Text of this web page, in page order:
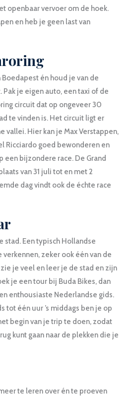
openbaar vervoer om de hoek.
en heb je geen last van
én houd je van de
Pak je eigen auto, een taxi of de
circuit dat op ongeveer 30
te vinden is. Het circuit ligt er
vallei. Hier kan je Max Verstappen,
Ricciardo goed bewonderen en
een bijzondere race. De Grand
van 31 juli tot en met 2
dag vindt ook de échte race
stad. Een typisch Hollandse
zeker ook één van de
je veel en leer je de stad en zijn
je een tour bij Buda Bikes, dan
enthousiaste Nederlandse gids.
tot één uur ’s middags ben je op
begin van je trip te doen, zodat
kunt gaan naar de plekken die je
te leren over én te proeven